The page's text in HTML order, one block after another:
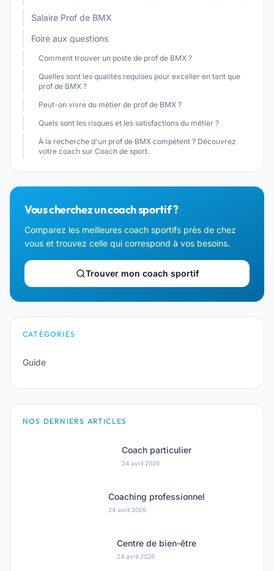
Salaire Prof de BMX
Foire aux questions
Comment trouver un poste de prof de BMX ?
Quelles sont les qualités requises pour exceller en tant que
prof de BMX ?
Peut-on vivre du métier de prof de BMX ?
Quels sont les risques et les satisfactions du métier ?
À la recherche d'un prof de BMX compétent ? Découvrez
votre coach sur Coach de sport.
Vous cherchez un coach sportif ?
Comparez les meilleures coach sportifs près de chez
vous et trouvez celle qui correspond à vos besoins.
Trouver mon coach sportif
CATÉGORIES
Guide
NOS DERNIERS ARTICLES
Coach particulier
24 avril 2026
Coaching professionnel
24 avril 2026
Centre de bien-être
24 avril 2026